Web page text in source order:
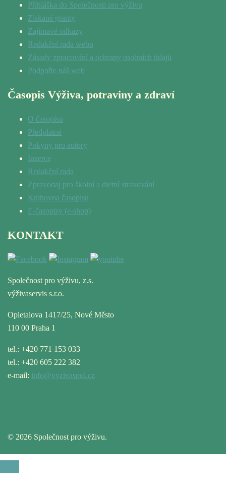
Přihláška do Společnosti pro výživu
Získané granty
Zajímavé odkazy
Redakční rada webu
Zásady zpracování a ochrany osobních údajů
Podpořte náš web
Časopis Výživa, potraviny a zdraví
O časopisu
Předplatné
Pokyny pro autory
Inzerce
Redakční rada
Zpravodaj pro školní a dietní stravování
Knihovna časopisu
E-časopisy (e-shop)
KONTAKT
Společnost pro výživu, z.s.
výživaservis s.r.o.
Opletalova 1417/25, Nové Město
110 00 Praha 1
tel.: +420 771 153 033
tel.: +420 605 222 382
e-mail: info@vyzivaspol.cz
© 2026 Společnost pro výživu.